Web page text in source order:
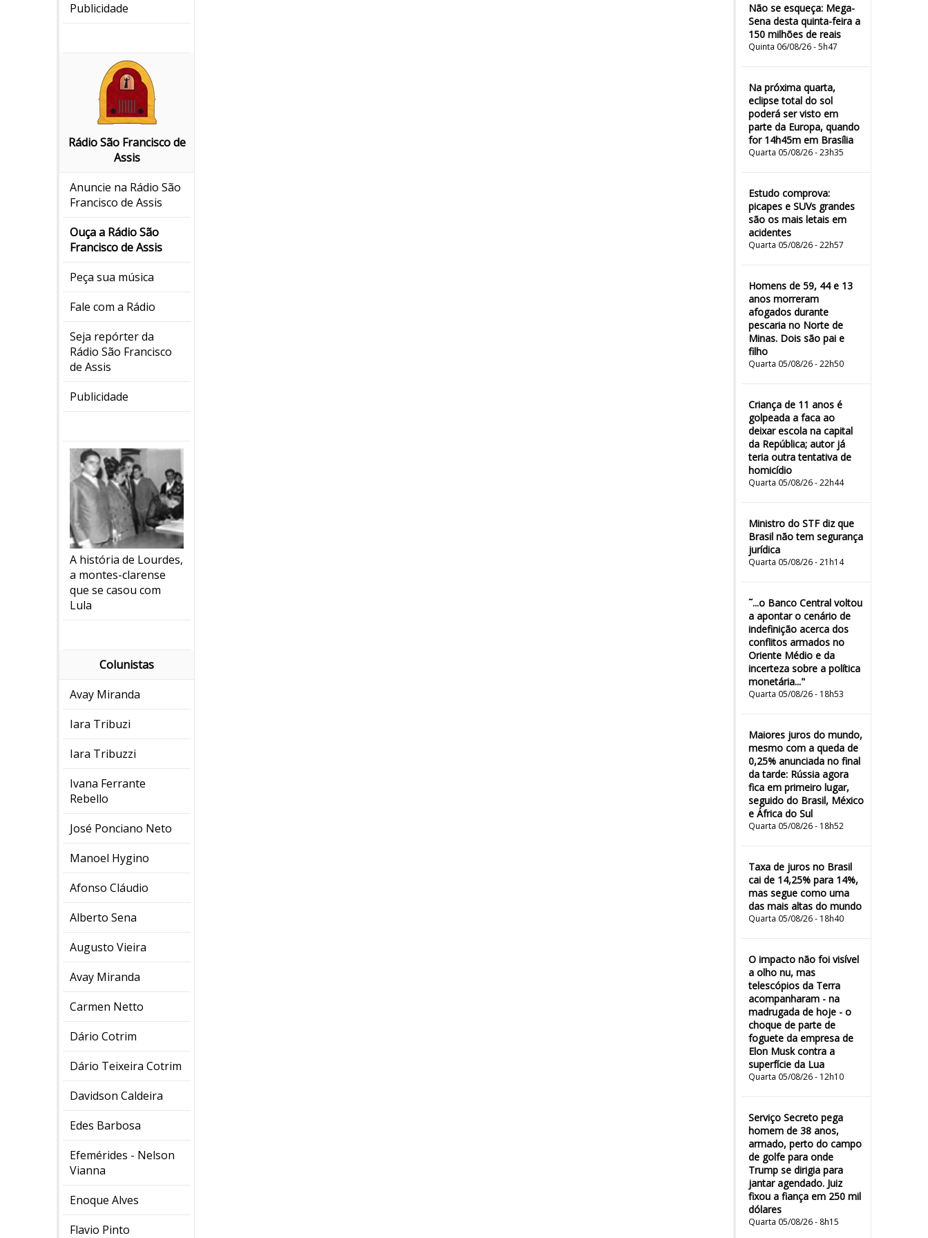
Publicidade
Rádio São Francisco de
Assis
Anuncie na Rádio São
Francisco de Assis
Ouça a Rádio São
Francisco de Assis
Peça sua música
Fale com a Rádio
Seja repórter da
Rádio São Francisco
de Assis
Publicidade
A história de Lourdes,
a montes-clarense
que se casou com
Lula
Colunistas
Avay Miranda
Iara Tribuzi
Iara Tribuzzi
Ivana Ferrante
Rebello
José Ponciano Neto
Manoel Hygino
Afonso Cláudio
Alberto Sena
Augusto Vieira
Avay Miranda
Carmen Netto
Dário Cotrim
Dário Teixeira Cotrim
Davidson Caldeira
Edes Barbosa
Efemérides - Nelson
Vianna
Enoque Alves
Flavio Pinto
Não se esqueça: Mega-
Sena desta quinta-feira a
150 milhões de reais
Quinta 06/08/26 - 5h47
Na próxima quarta,
eclipse total do sol
poderá ser visto em
parte da Europa, quando
for 14h45m em Brasília
Quarta 05/08/26 - 23h35
Estudo comprova:
picapes e SUVs grandes
são os mais letais em
acidentes
Quarta 05/08/26 - 22h57
Homens de 59, 44 e 13
anos morreram
afogados durante
pescaria no Norte de
Minas. Dois são pai e
filho
Quarta 05/08/26 - 22h50
Criança de 11 anos é
golpeada a faca ao
deixar escola na capital
da República; autor já
teria outra tentativa de
homicídio
Quarta 05/08/26 - 22h44
Ministro do STF diz que
Brasil não tem segurança
jurídica
Quarta 05/08/26 - 21h14
˜...o Banco Central voltou
a apontar o cenário de
indefinição acerca dos
conflitos armados no
Oriente Médio e da
incerteza sobre a política
monetária..."
Quarta 05/08/26 - 18h53
Maiores juros do mundo,
mesmo com a queda de
0,25% anunciada no final
da tarde: Rússia agora
fica em primeiro lugar,
seguido do Brasil, México
e África do Sul
Quarta 05/08/26 - 18h52
Taxa de juros no Brasil
cai de 14,25% para 14%,
mas segue como uma
das mais altas do mundo
Quarta 05/08/26 - 18h40
O impacto não foi visível
a olho nu, mas
telescópios da Terra
acompanharam - na
madrugada de hoje - o
choque de parte de
foguete da empresa de
Elon Musk contra a
superfície da Lua
Quarta 05/08/26 - 12h10
Serviço Secreto pega
homem de 38 anos,
armado, perto do campo
de golfe para onde
Trump se dirigia para
jantar agendado. Juiz
fixou a fiança em 250 mil
dólares
Quarta 05/08/26 - 8h15